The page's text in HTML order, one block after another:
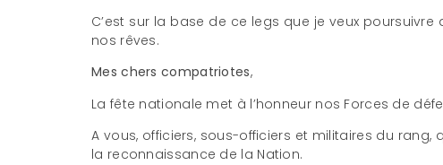
C’est sur la base de ce legs que je veux
nos rêves.
Mes chers compatriotes,
La fête nationale met à l’honneur nos Forces de
A vous, officiers, sous-officiers et militaires du
la reconnaissance de la Nation.